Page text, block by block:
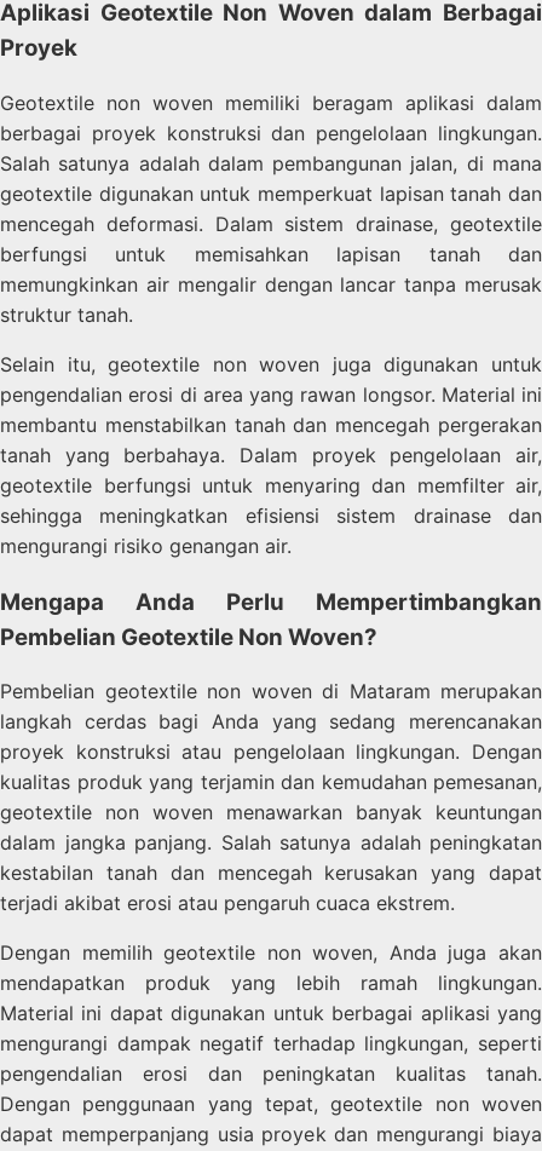
Aplikasi Geotextile Non Woven dalam Berbagai
Proyek
Geotextile non woven memiliki beragam aplikasi dalam
berbagai proyek konstruksi dan pengelolaan lingkungan.
Salah satunya adalah dalam pembangunan jalan, di mana
geotextile digunakan untuk memperkuat lapisan tanah dan
mencegah deformasi. Dalam sistem drainase, geotextile
berfungsi untuk memisahkan lapisan tanah dan
memungkinkan air mengalir dengan lancar tanpa merusak
struktur tanah.
Selain itu, geotextile non woven juga digunakan untuk
pengendalian erosi di area yang rawan longsor. Material ini
membantu menstabilkan tanah dan mencegah pergerakan
tanah yang berbahaya. Dalam proyek pengelolaan air,
geotextile berfungsi untuk menyaring dan memfilter air,
sehingga meningkatkan efisiensi sistem drainase dan
mengurangi risiko genangan air.
Mengapa Anda Perlu Mempertimbangkan
Pembelian Geotextile Non Woven?
Pembelian geotextile non woven di Mataram merupakan
langkah cerdas bagi Anda yang sedang merencanakan
proyek konstruksi atau pengelolaan lingkungan. Dengan
kualitas produk yang terjamin dan kemudahan pemesanan,
geotextile non woven menawarkan banyak keuntungan
dalam jangka panjang. Salah satunya adalah peningkatan
kestabilan tanah dan mencegah kerusakan yang dapat
terjadi akibat erosi atau pengaruh cuaca ekstrem.
Dengan memilih geotextile non woven, Anda juga akan
mendapatkan produk yang lebih ramah lingkungan.
Material ini dapat digunakan untuk berbagai aplikasi yang
mengurangi dampak negatif terhadap lingkungan, seperti
pengendalian erosi dan peningkatan kualitas tanah.
Dengan penggunaan yang tepat, geotextile non woven
dapat memperpanjang usia proyek dan mengurangi biaya